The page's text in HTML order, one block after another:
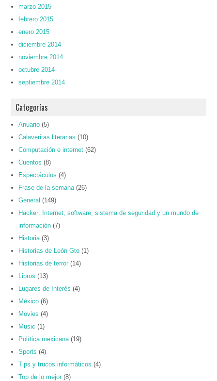
marzo 2015
febrero 2015
enero 2015
diciembre 2014
noviembre 2014
octubre 2014
septiembre 2014
Categorías
Anuario (5)
Calaveritas literarias (10)
Computación e internet (62)
Cuentos (8)
Espectáculos (4)
Frase de la semana (26)
General (149)
Hacker: Internet, software, sistema de seguridad y un mundo de
información (7)
Historia (3)
Historias de León Gto (1)
Historias de terror (14)
Libros (13)
Lugares de Interés (4)
México (6)
Movies (4)
Music (1)
Política mexicana (19)
Sports (4)
Tips y trucos informáticos (4)
Top de lo mejor (8)